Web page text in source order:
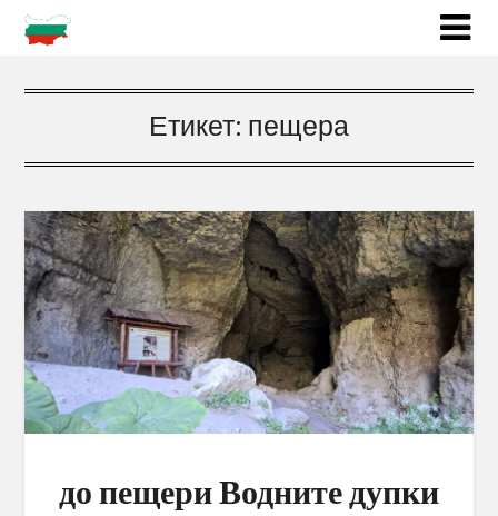
Етикет: пещера
до пещери Водните дупки